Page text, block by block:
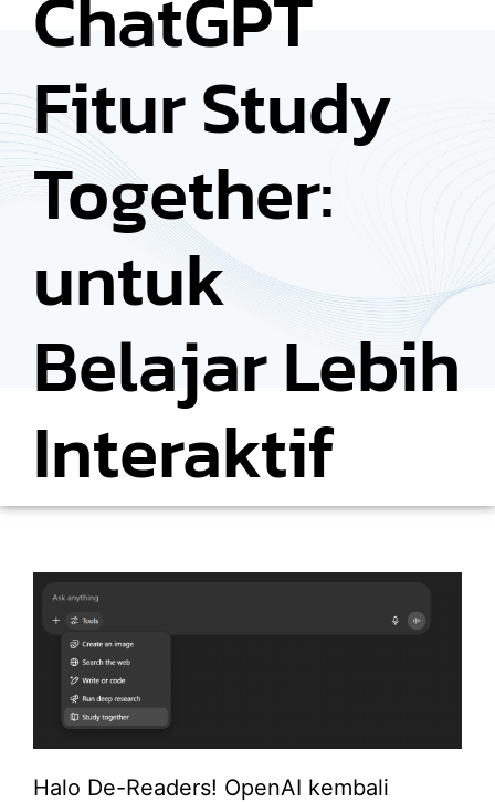
Fitur Study
Together:
untuk
Belajar Lebih
Interaktif
Halo De-Readers! OpenAI kembali